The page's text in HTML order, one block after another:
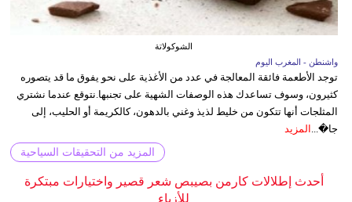
الشوكولاتة
واشنطن - المغرب اليوم
توجد الأطعمة فائقة المعالجة في عدد من الأغذية على نحو يفوق ما قد يتصوره
كثيرون، وسوف تساعدك هذه الوصفات الشهية على تجنبها.نتوقع عندما نشتري
المثلجات أنها تتكون من خليط لذيذ وغني بالدهون، كالكريمة أو الحليب، إلى
جا�... المزيد
المزيد من التحقيقات السياحية
أحدث إطلالات كارمن بصيبص شعر قصير واختيارات مبتكرة
للأزياء